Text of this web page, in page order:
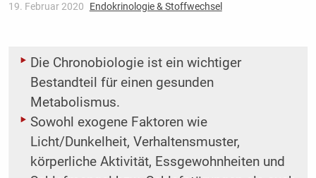
19. Februar 2020 Endokrinologie & Stoffwechsel
Die Chronobiologie ist ein wichtiger
Bestandteil für einen gesunden
Metabolismus.
Sowohl exogene Faktoren wie
Licht/Dunkelheit, Verhaltensmuster,
körperliche Aktivität, ­Essgewohnheiten und